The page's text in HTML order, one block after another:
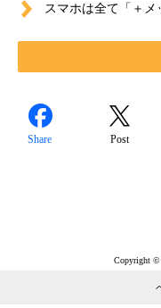
スマホは全て「＋
Share Post
Copyright ©